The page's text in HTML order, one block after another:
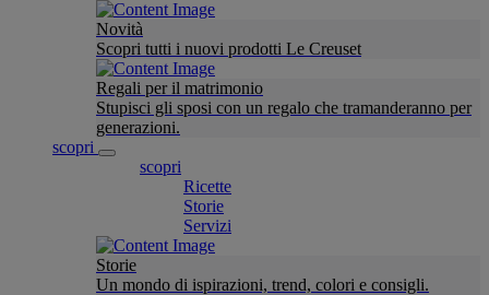
Novità
Scopri tutti i nuovi prodotti Le Creuset
Regali per il matrimonio
Stupisci gli sposi con un regalo che tramanderanno per
generazioni.
scopri
scopri
Ricette
Storie
Servizi
Storie
Un mondo di ispirazioni, trend, colori e consigli.